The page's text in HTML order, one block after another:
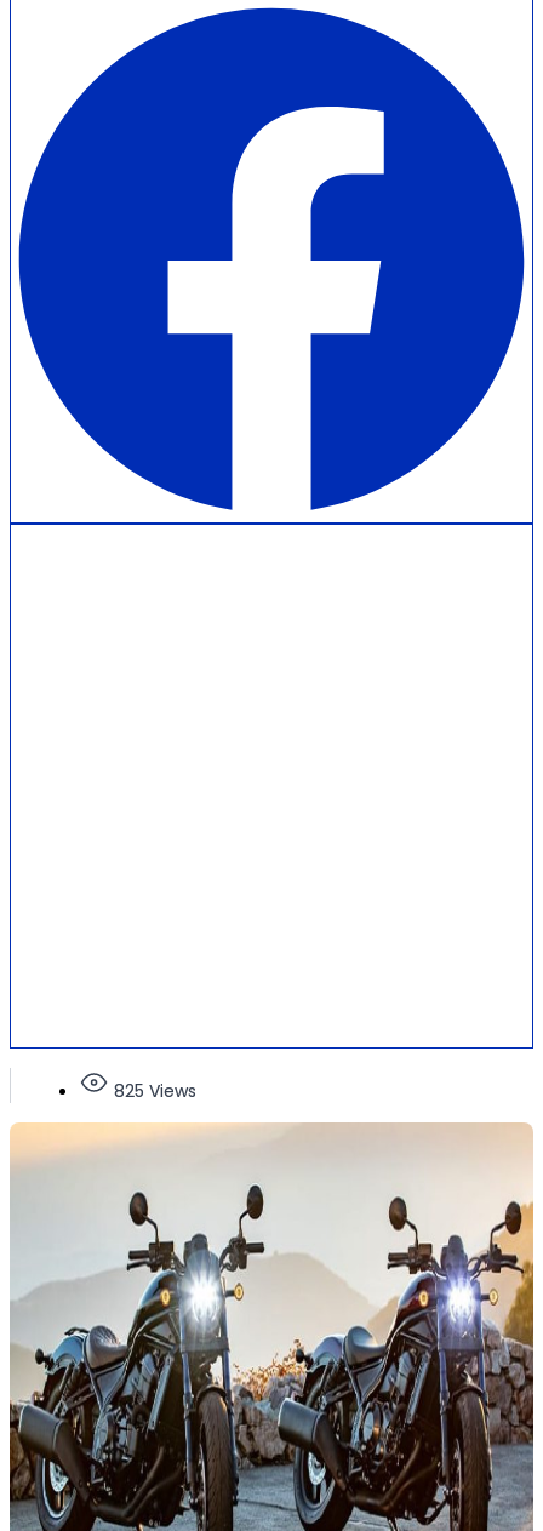
825 Views